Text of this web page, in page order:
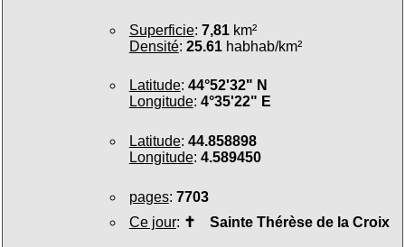
Superficie: 7,81km²
Densité: 25.61habhab/km²
Latitude: 44°52'32" N
Longitude: 4°35'22" E
Latitude: 44.858898
Longitude: 4.589450
pages: 7703
Ce jour: ✝ Sainte Thérèse de la Croix